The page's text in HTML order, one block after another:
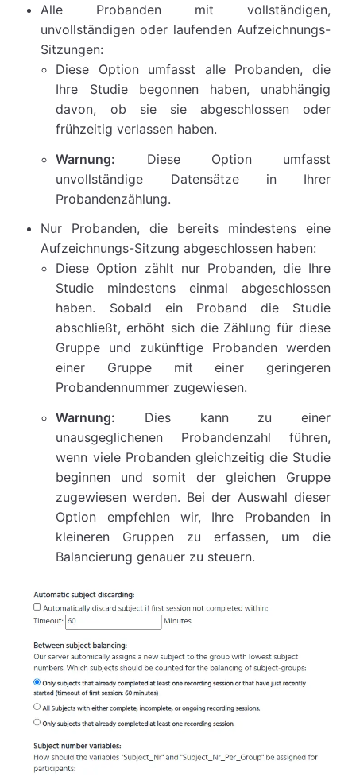
Alle Probanden mit vollständigen,
unvollständigen oder laufenden Aufzeichnungs-
Sitzungen:
Diese Option umfasst alle Probanden, die
Ihre Studie begonnen haben, unabhängig
davon, ob sie sie abgeschlossen oder
frühzeitig verlassen haben.
Warnung: Diese Option umfasst
unvollständige Datensätze in Ihrer
Probandenzählung.
Nur Probanden, die bereits mindestens eine
Aufzeichnungs-Sitzung abgeschlossen haben:
Diese Option zählt nur Probanden, die Ihre
Studie mindestens einmal abgeschlossen
haben. Sobald ein Proband die Studie
abschließt, erhöht sich die Zählung für diese
Gruppe und zukünftige Probanden werden
einer Gruppe mit einer geringeren
Probandennummer zugewiesen.
Warnung: Dies kann zu einer
unausgeglichenen Probandenzahl führen,
wenn viele Probanden gleichzeitig die Studie
beginnen und somit der gleichen Gruppe
zugewiesen werden. Bei der Auswahl dieser
Option empfehlen wir, Ihre Probanden in
kleineren Gruppen zu erfassen, um die
Balancierung genauer zu steuern.